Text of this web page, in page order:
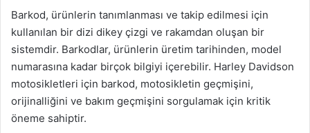
Barkod, ürünlerin tanımlanması ve takip edilmesi için
kullanılan bir dizi dikey çizgi ve rakamdan oluşan bir
sistemdir. Barkodlar, ürünlerin üretim tarihinden, model
numarasına kadar birçok bilgiyi içerebilir. Harley Davidson
motosikletleri için barkod, motosikletin geçmişini,
orijinalliğini ve bakım geçmişini sorgulamak için kritik
öneme sahiptir.